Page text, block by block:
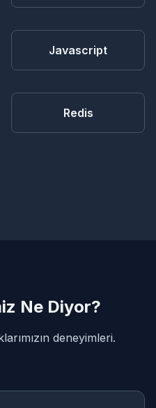
Javascript
Redis
Ne Diyor?
deneyimleri.